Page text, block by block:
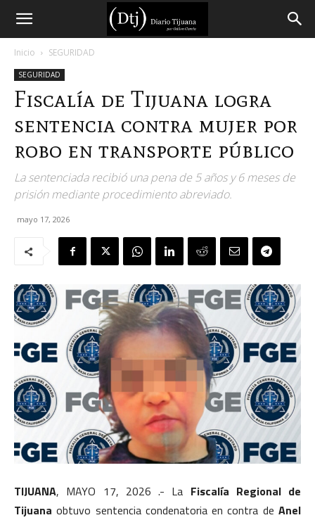
Diario
Tijuana
Inicio SEGURIDAD
SEGURIDAD
Fiscalía de Tijuana logra
sentencia contra mujer por
robo en transporte público
La sentenciada recibió una pena de 5 años y 6 meses de
prisión mediante procedimiento abreviado.
mayo 17, 2026
TIJUANA, MAYO 17, 2026 .- La Fiscalía Regional de
Tijuana obtuvo sentencia condenatoria en contra de Anel